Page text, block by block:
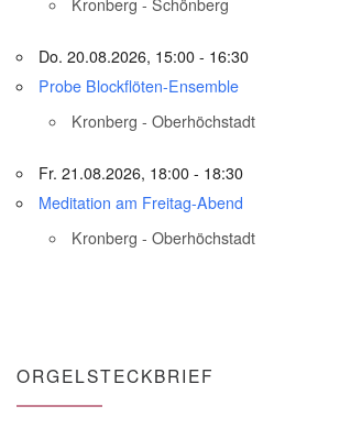
Do. 20.08.2026, 15:00 - 16:30
Probe Blockflöten-Ensemble
Kronberg - Oberhöchstadt
Fr. 21.08.2026, 18:00 - 18:30
Meditation am Freitag-Abend
Kronberg - Oberhöchstadt
ORGELSTECKBRIEF